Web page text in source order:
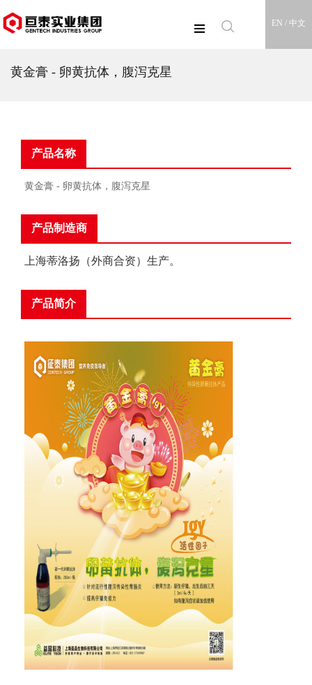
EN / 中文
黄金膏 - 卵黄抗体，腹泻克星
产品名称
黄金膏 - 卵黄抗体，腹泻克星
产品制造商
上海蒂洛扬（外商合资）生产。
产品简介